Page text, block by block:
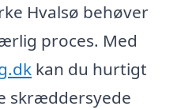
Hvalsø behøver
proces. Med
kan du hurtigt
skræddersyede